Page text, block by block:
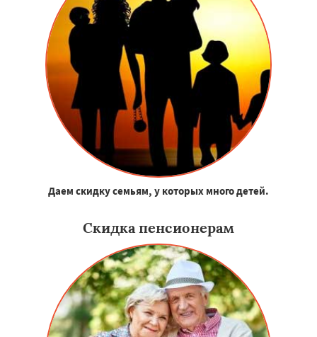
Даем скидку семьям, у которых много детей.
Скидка пенсионерам